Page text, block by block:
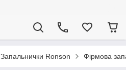
Запальнички Ronson Фірмова